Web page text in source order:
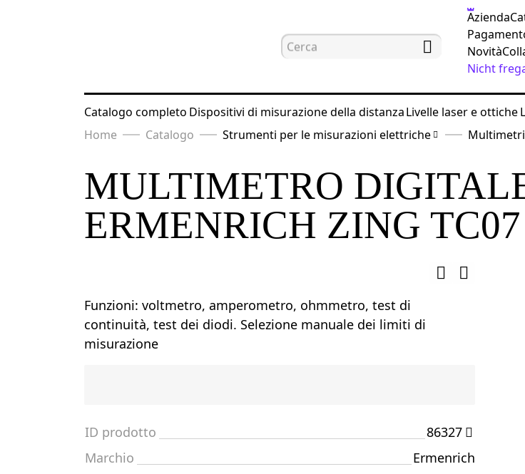
Azienda
Novità
Nicht
Catalogo completo Dispositivi di misurazione della distanzaLivelle laser e ottiche
Home
Catalogo Strumenti per le misurazioni elettriche
MULTIMETRO
ERMENRICH ZING TC07
Funzioni: voltmetro, amperometro, ohmmetro, test di
continuità, test dei diodi. Selezione manuale dei limiti di
misurazione
ID prodotto
86327
Marchio
Ermenrich